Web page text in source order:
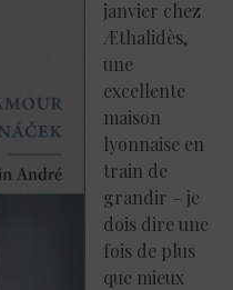
janvier chez
Æthalidès,
une
excellente
maison
lyonnaise en
train de
grandir – je
dois dire une
fois de plus
que mieux